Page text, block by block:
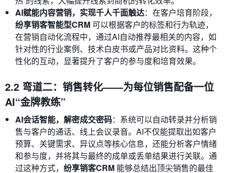
AI赋能内容营销，实现千人千面触达：在客户培育阶段，
纷享销客智能型CRM可以根据客户的标签和行为轨迹，
在营销自动化流程中，通过AI自动推荐最相关的内容，如
针对性的行业案例、技术白皮书或产品对比资料。这种个
性化的互动，显著提升了客户的参与度和培育效果。
2.2 弯道二：销售转化——为每位销售配备一位
AI“金牌教练”
AI会话智能，解密成交密码：系统可以自动转录并分析销
售与客户的通话、线上会议录音。AI不仅能提取出如客户
预算、关键需求、异议点等核心信息，还能分析客户情绪
和参与度，并将其与最终的成单或丢单结果进行关联。通
过这种方式， 纷享销客CRM 能够总结出顶尖销售的最佳